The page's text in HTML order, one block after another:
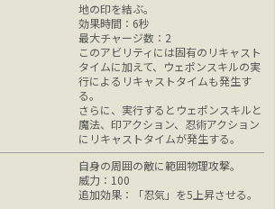
地の印を結ぶ。
効果時間：6秒
最大チャージ数：2
このアビリティには固有のリキャスト
タイムに加えて、ウェポンスキルの実
行によるリキャストタイムも発生す
る。
さらに、実行するとウェポンスキルと
魔法、印アクション、忍術アクション
にリキャストタイムが発生する。
自身の周囲の敵に範囲物理攻撃。
威力：100
追加効果：「忍気」を5上昇させる。